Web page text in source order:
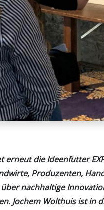
erneut die Ideenfutter
Produzenten,
nachhaltige
Jochem Wolthuis ist in